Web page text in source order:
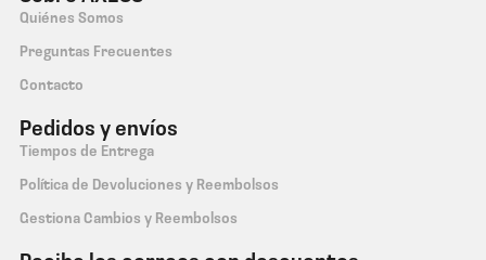
Quiénes Somos
Preguntas Frecuentes
Contacto
Pedidos y envíos
Tiempos de Entrega
Política de Devoluciones y Reembolsos
Gestiona Cambios y Reembolsos